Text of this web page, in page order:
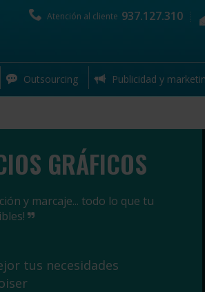
Atención al cliente 937.127.310
Outsourcing Publicidad y
GRÁFICOS
y marcaje... todo lo que tu
tus necesidades